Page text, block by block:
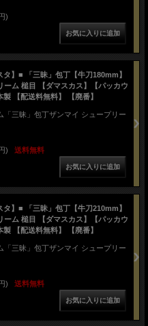
)
タ】■ 「三昧」包丁【牛刀180mm】
ーム 槌目 【ダマスカス】【パッカウ
【配送料無料】 【廃番】
「三昧」包丁ザンマイ シュープリー
) 送料無料
タ】■ 「三昧」包丁【牛刀210mm】
ーム 槌目 【ダマスカス】【パッカウ
【配送料無料】 【廃番】
「三昧」包丁ザンマイ シュープリー
) 送料無料